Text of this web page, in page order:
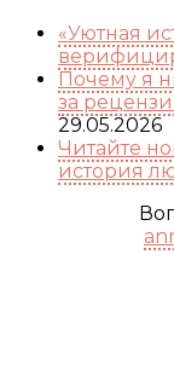
«Уютная
Почему я
за
29.05.2026
Читайте
история